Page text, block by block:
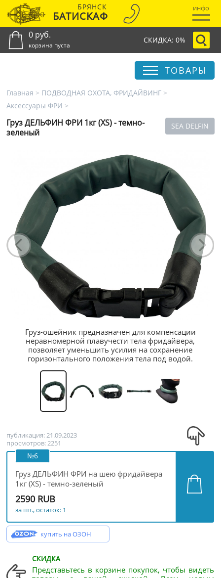
БРЯНСК
БАТИСКАФ
инфо
0 руб.
корзина пуста
СКИДКА: 0%
ТОВАРЫ
Главная > ПОДВОДНАЯ ОХОТА, ФРИДАЙВИНГ >
Аксессуары ФРИ >
SEA DELFIN
Груз ДЕЛЬФИН ФРИ 1кг (XS) - темно-
зеленый
Груз-ошейник предназначен для компенсации
неравномерной плавучести тела фридайвера,
позволяет уменьшить усилия на сохранение
горизонтального положения тела под водой.
публикация: 21.09.2023
просмотров: 2251
№6
Груз ДЕЛЬФИН ФРИ на шею фридайвера
1кг (XS) - темно-зеленый
2590 RUB
за шт., остаток: 1
купить на ОЗОН
СКИДКА
Представьтесь в корзине покупок, чтобы видеть